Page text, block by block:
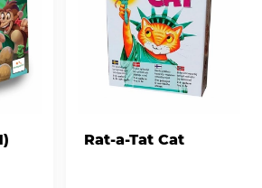
Rat-a-Tat Cat